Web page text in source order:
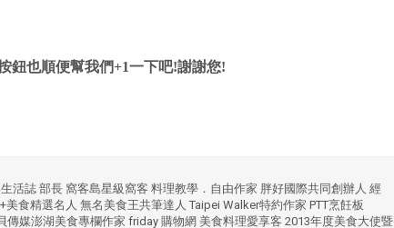
鈕也順便幫我們+1一下吧!謝謝您!
活誌 部長 窩客島星級窩客 料理教學．自由作家 胖好國際共同創辦人 經
美食精選名人 無名美食王共筆達人 Taipei Walker特約作家 PTT烹飪板
傳媒澎湖美食專欄作家 friday 購物網 美食料理愛享客 2013年度美食大使暨